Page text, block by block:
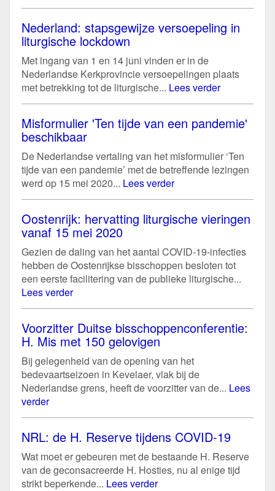
Nederland: stapsgewijze versoepeling in
liturgische lockdown
Met ingang van 1 en 14 juni vinden er in de
Nederlandse Kerkprovincie versoepelingen plaats
met betrekking tot de liturgische... Lees verder
Misformulier 'Ten tijde van een pandemie'
beschikbaar
De Nederlandse vertaling van het misformulier ‘Ten
tijde van een pandemie’ met de betreffende lezingen
werd op 15 mei 2020... Lees verder
Oostenrijk: hervatting liturgische vieringen
vanaf 15 mei 2020
Gezien de daling van het aantal COVID-19-infecties
hebben de Oostenrijkse bisschoppen besloten tot
een eerste facilitering van de publieke liturgische...
Lees verder
Voorzitter Duitse bisschoppenconferentie:
H. Mis met 150 gelovigen
Bij gelegenheid van de opening van het
bedevaartseizoen in Kevelaer, vlak bij de
Nederlandse grens, heeft de voorzitter van de... Lees
verder
NRL: de H. Reserve tijdens COVID-19
Wat moet er gebeuren met de bestaande H. Reserve
van de geconsacreerde H. Hosties, nu al enige tijd
strikt beperkende... Lees verder